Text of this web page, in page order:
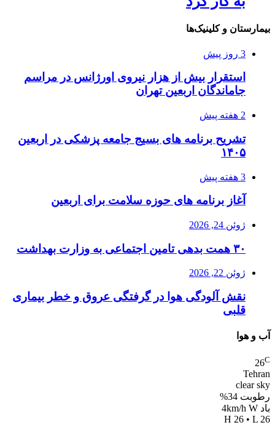
بیمارستان و کلینیک‌ها
3 روز پیش
استقرار بیش از هزار نیروی اورژانس در مراسم
جاماندگان اربعین تهران
2 هفته پیش
تشریح برنامه های بسیج جامعه پزشکی در اربعین
۱۴۰۵
3 هفته پیش
آغاز برنامه های حوزه سلامت برای اربعین
ژوئن 24, 2026
۳۰ همت بدهی تامین اجتماعی به وزارت بهداشت
ژوئن 22, 2026
نقش آلودگی هوا در گرفتگی عروق و خطر بیماری
قلبی
آب و هوا
26C
Tehran
clear sky
رطوبت 34%
باد 4km/h W
H 26 • L 26